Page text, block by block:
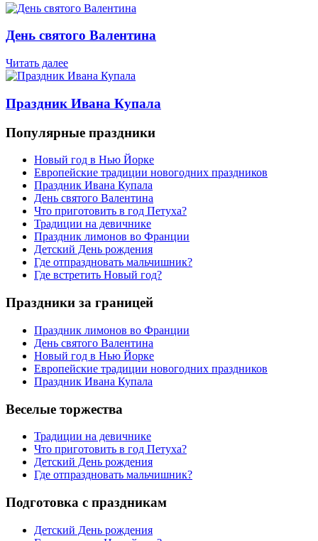
День святого Валентина
Читать далее
Праздник Ивана Купала
Популярные праздники
Новый год в Нью Йорке
Европейские традиции новогодних праздников
Праздник Ивана Купала
День святого Валентина
Что приготовить в год Петуха?
Традиции на девичнике
Праздник лимонов во Франции
Детский День рождения
Где отпраздновать мальчишник?
Где встретить Новый год?
Праздники за границей
Праздник лимонов во Франции
День святого Валентина
Новый год в Нью Йорке
Европейские традиции новогодних праздников
Праздник Ивана Купала
Веселые торжества
Традиции на девичнике
Что приготовить в год Петуха?
Детский День рождения
Где отпраздновать мальчишник?
Подготовка с праздникам
Детский День рождения